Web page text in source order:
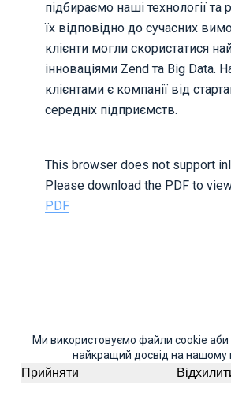
Ми використовуємо файли cookie
найкращий досвід на нашому
Прийняти
підбираємо наші технології
їх відповідно до сучасних
клієнти могли скористатися
інноваціями Zend та Big Data.
клієнтами є компанії від
середніх підприємств.
This browser does not support
Please download the PDF to
PDF